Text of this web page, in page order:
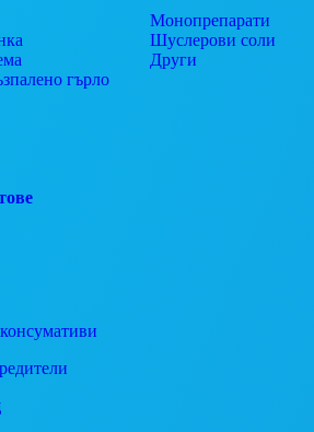
гърло
Монопрепарати
Шуслерови соли
Други